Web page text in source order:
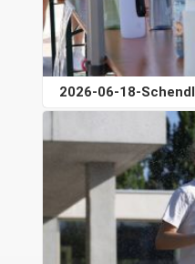
2026-06-18-